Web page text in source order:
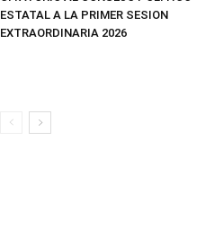
ESTATAL A LA PRIMER SESION
EXTRAORDINARIA 2026